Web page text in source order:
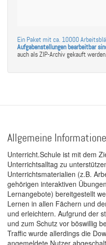
Ein Paket mit ca. 10000
Aufgabenstellungen bearbeitbar
auch als ZIP-Archiv gekauft werden.
Allgemeine
Unterricht.Schule ist mit dem
Unterrichtsalltag zu
Unterrichtsmaterialien (z.B.
gehörigen interaktiven
Lernangebote) bereitgestellt
Lernen in allen Fächern und
und erleichtern. Aufgrund der
und zum Schutz vor böswillig
Traffic wurde allerdings die
angemeldete Nutzer